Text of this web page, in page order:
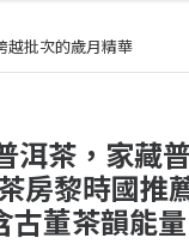
越批次的歲月精華
洱茶，家藏
房黎時國推
古董茶韻能